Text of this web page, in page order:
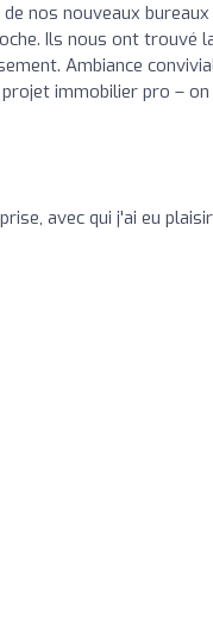
de nos nouveaux
Ils nous ont trouvé
Ambiance
immobilier pro –
avec qui j'ai eu